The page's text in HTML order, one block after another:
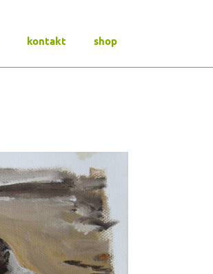
kontakt shop